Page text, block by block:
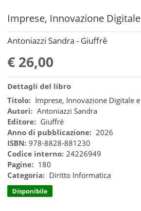
Imprese, Innovazione
Antoniazzi Sandra - Giuffrè
€ 26,00
Dettagli del libro
Titolo: Imprese, Innovazione Digitale
Autori: Antoniazzi Sandra
Editore: Giuffrè
Anno di pubblicazione: 2026
ISBN: 978-8828-881230
Codice interno: 24226949
Pagine: 180
Categoria: Diritto Informatica
Disponibile